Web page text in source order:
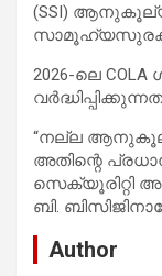
(SSI)
2026-ലെ COLA
“നല്ല
അതിന്റെ
സെക്യൂരിറ്റി
ബി.
Author